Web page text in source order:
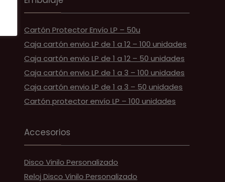
Cartón Protector Envío LP – 50u
Caja cartón envio LP de 1 a 12 – 100 unidades
Caja cartón envio LP de 1 a 12 – 50 unidades
Caja cartón envio LP de 1 a 3 – 100 unidades
Caja cartón envio LP de 1 a 3 – 50 unidades
Cartón protector envío LP – 100 unidades
Accesorios
Disco Vinilo Personalizado
Reloj Disco Vinilo Personalizado